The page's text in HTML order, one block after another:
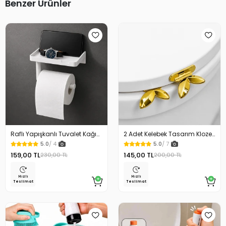
Benzer Ürünler
Raflı Yapışkanlı Tuvalet Kağıdı
Askılığı
5.0/ 4
159,00 TL230,00 TL
Hızlı
Teslimat
2 Adet Kelebek Tasarım Klozet
Kaldırma Aparatı Gold Renk
5.0/ 7
145,00 TL200,00 TL
Hızlı
Teslimat